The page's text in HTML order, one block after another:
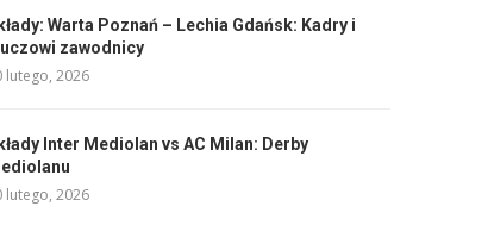
Warta Poznań – Lechia Gdańsk: Kadry i
zawodnicy
lutego, 2026
Inter Mediolan vs AC Milan: Derby
lutego, 2026